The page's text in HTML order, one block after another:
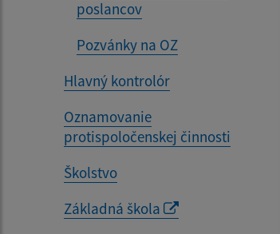
poslancov
Pozvánky na OZ
Hlavný kontrolór
Oznamovanie
protispoločenskej činnosti
Školstvo
Základná škola